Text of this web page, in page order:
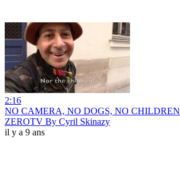
2:16
NO CAMERA, NO DOGS, NO CHILDREN
ZEROTV By Cyril Skinazy
il y a 9 ans